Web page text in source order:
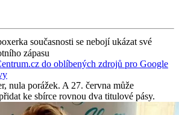
současnosti se nebojí ukázat své
zápasu
do oblíbených zdrojů pro Google
nula porážek. A 27. června může
ke sbírce rovnou dva titulové pásy.